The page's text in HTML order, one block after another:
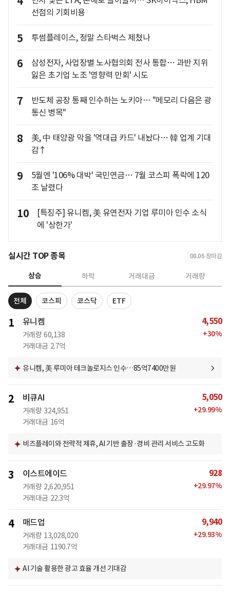
선점의 기회비용
5 투썸플레이스, 정말 스타벅스 제쳤나
6
삼성전자, 사업장별 노사협의회 전사 통합… 과반 지위
잃은 초기업 노조 '영향력 만회' 시도
7
반도체 공장 통째 인수하는 노키아… "메모리 다음은 광
통신 병목"
8
美, 中 태양광 막을 '역대급 카드' 내놨다… 韓 업계 기대
감↑
9
5월엔 '106% 대박' 국민연금… 7월 코스피 폭락에 120
조 날렸다
10
[특징주] 유니켐, 美 유연전자 기업 루미아 인수 소식
에 '상한가'
실시간 TOP 종목 08.06 장마감
상승 하락 거래대금 거래량
전체 코스피 코스닥 ETF
1 유니켐
거래량 60,138
거래대금 2.7억
4,550
+30%
유니켐, 美 루미아 테크놀로지스 인수…85억7400만원
2 비큐AI
거래량 324,951
거래대금 16억
5,050
+29.99%
비즈플레이와 전략적 제휴, AI 기반 출장·경비 관리 서비스 고도화
3 이스트에이드
거래량 2,620,951
거래대금 22.3억
928
+29.97%
4 매드업
거래량 13,028,020
거래대금 1190.7억
9,940
+29.93%
AI 기술 활용한 광고 효율 개선 기대감